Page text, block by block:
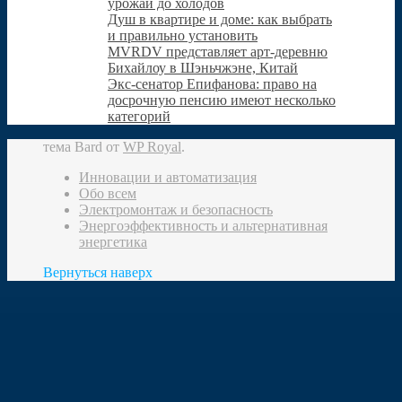
урожай до холодов
Душ в квартире и доме: как выбрать
и пра­вильно уста­новить
MVRDV представляет арт-деревню
Бихайлоу в Шэньчжэне, Китай
Экс-сенатор Епифанова: право на
досрочную пенсию имеют несколько
категорий
тема Bard от WP Royal.
Инновации и автоматизация
Обо всем
Электромонтаж и безопасность
Энергоэффективность и альтернативная
энергетика
Вернуться наверх